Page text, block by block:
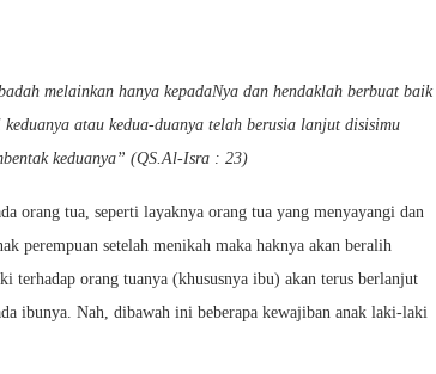
melainkan hanya kepadaNya dan hendaklah berbuat baik
atau kedua-duanya telah berusia lanjut disisimu
keduanya” (QS.Al-Isra : 23)
orang tua, seperti layaknya orang tua yang menyayangi dan
perempuan setelah menikah maka haknya akan beralih
terhadap orang tuanya (khususnya ibu) akan terus berlanjut
ibunya. Nah, dibawah ini beberapa kewajiban anak laki-laki